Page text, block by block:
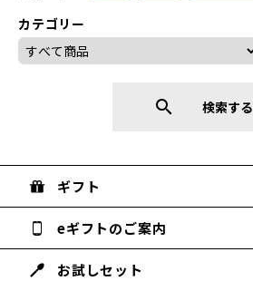
カテゴリー
search 検索する
ギフト
eギフトのご案内
お試しセット